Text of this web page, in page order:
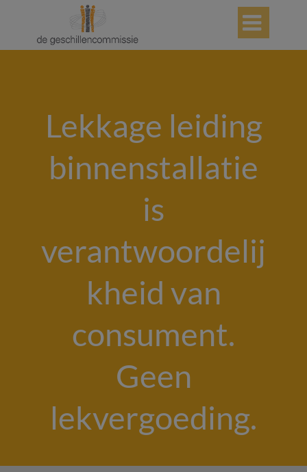

Lekkage leiding
binnenstallatie
is
verantwoordelij
kheid van
consument.
Geen
lekvergoeding.